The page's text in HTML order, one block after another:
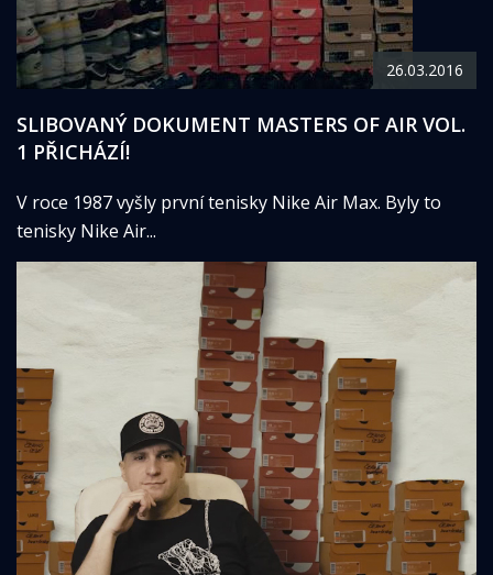
26.03.2016
SLIBOVANÝ DOKUMENT MASTERS OF AIR VOL.
1 PŘICHÁZÍ!
V roce 1987 vyšly první tenisky Nike Air Max. Byly to
tenisky Nike Air...